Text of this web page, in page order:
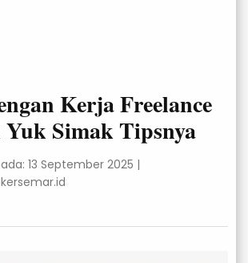
Kerja Freelance
Simak Tipsnya
13 September 2025 |